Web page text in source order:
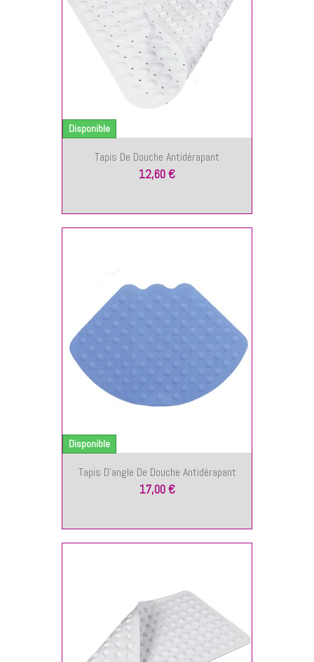
Tapis De Douche Antidérapant
12,60 €
Disponible
Tapis D'angle De Douche Antidérapant
17,00 €
Disponible